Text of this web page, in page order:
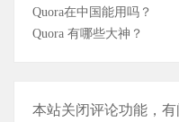
Quora在中国能用吗？
Quora 有哪些大神？
本站关闭评论功能，